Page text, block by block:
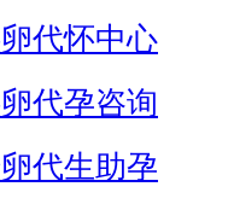
代怀中心
代孕咨询
代生助孕